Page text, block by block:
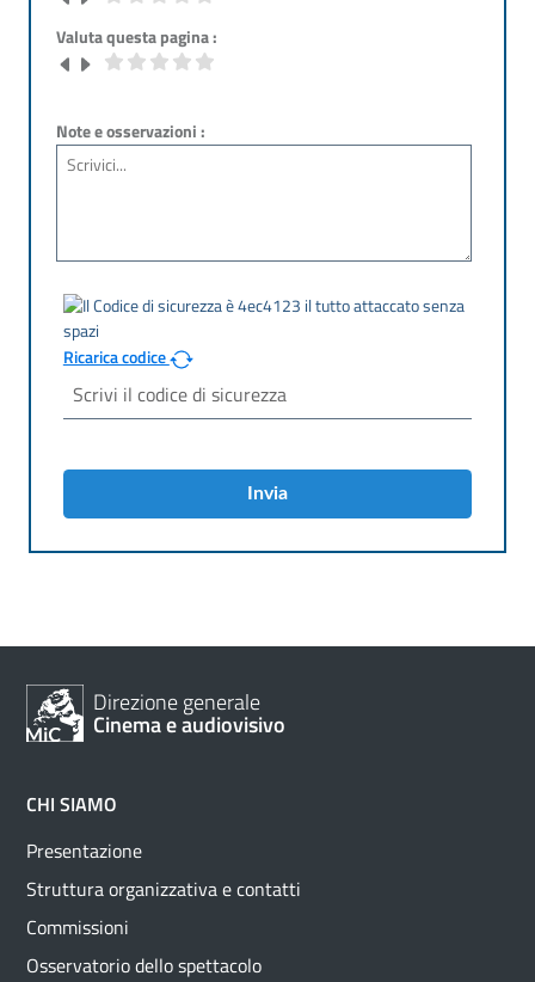
Valuta questa pagina :
Note e osservazioni :
Ricarica codice
Invia
Direzione generale
Cinema e audiovisivo
CHI SIAMO
Presentazione
Struttura organizzativa e contatti
Commissioni
Osservatorio dello spettacolo